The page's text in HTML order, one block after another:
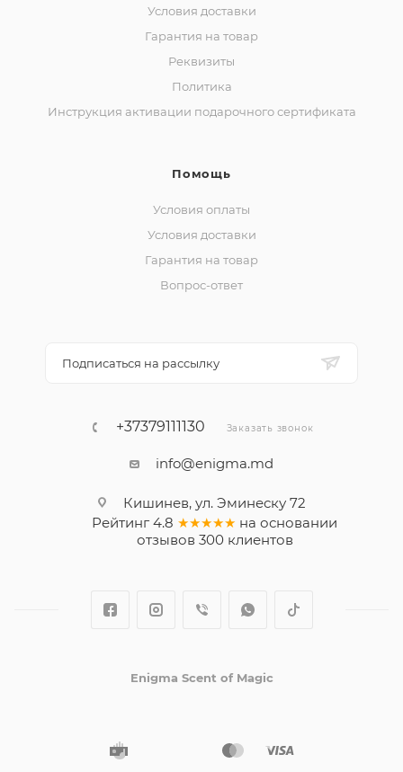
Условия доставки
Гарантия на товар
Реквизиты
Политика
Инструкция активации подарочного сертификата
Помощь
Условия оплаты
Условия доставки
Гарантия на товар
Вопрос-ответ
Подписаться на рассылку
+37379111130 Заказать звонок
info@enigma.md
Кишинев, ул. Эминеску 72
Рейтинг 4.8 ★★★★★ на основании
отзывов 300клиентов
Enigma Scent of Magic